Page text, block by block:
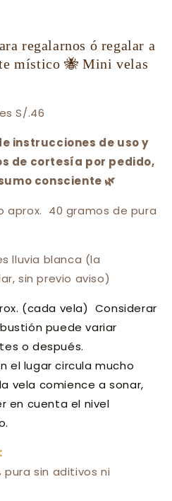
regalarnos ó regalar a
místico🐝 Mini velas
S/.46
instrucciones de uso y
de cortesía por pedido,
consciente 🌿
aprox. 40 gramos de pura
lluvia blanca (la
sin previo aviso)
(cada vela) Considerar
puede variar
o después.
el lugar circula mucho
vela comience a sonar,
en cuenta el nivel
pura sin aditivos ni